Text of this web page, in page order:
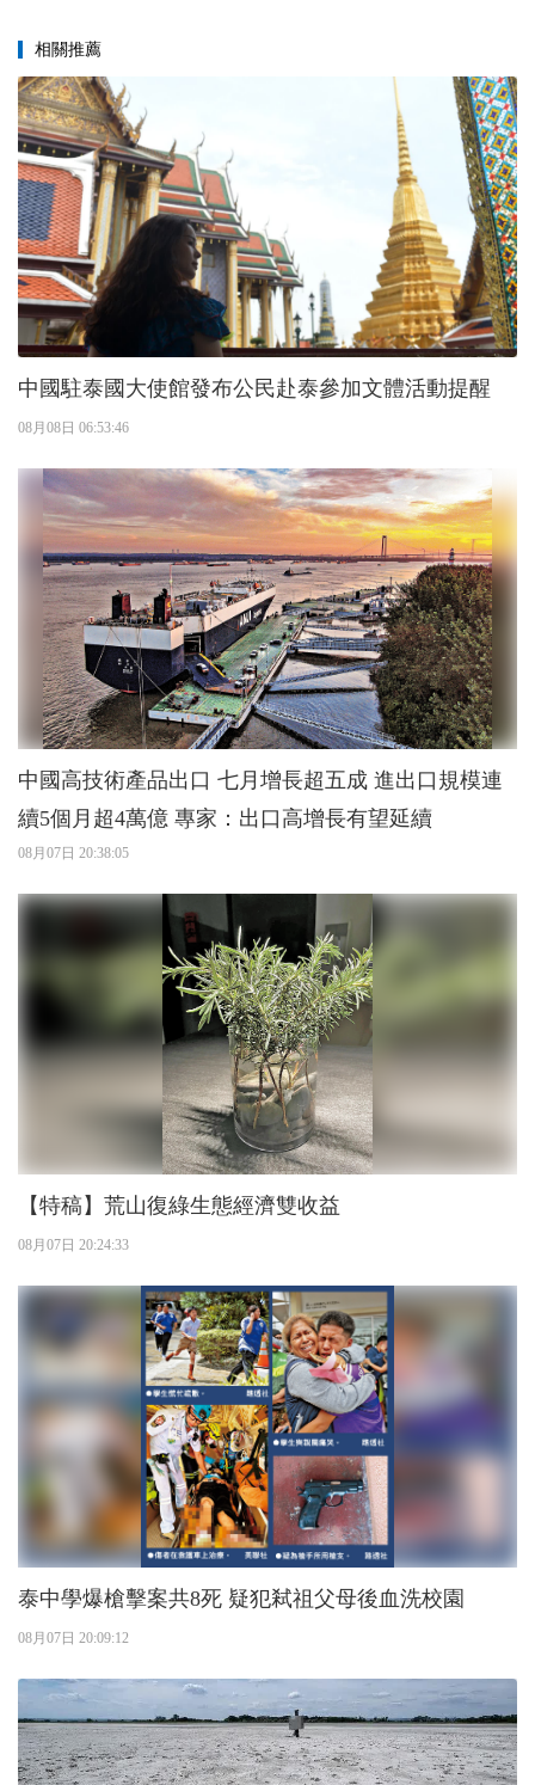
相關推薦
中國駐泰國大使館發布公民赴泰參加文體活動提醒
08月08日 06:53:46
中國高技術產品出口 七月增長超五成 進出口規模連
續5個月超4萬億 專家：出口高增長有望延續
08月07日 20:38:05
【特稿】荒山復綠生態經濟雙收益
08月07日 20:24:33
泰中學爆槍擊案共8死 疑犯弒祖父母後血洗校園
08月07日 20:09:12